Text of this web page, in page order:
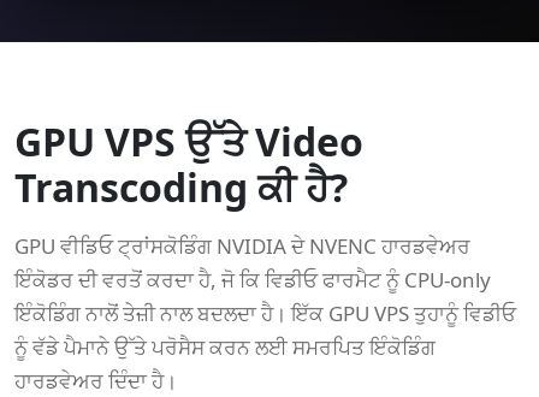
GPU VPS ਉੱਤੇ Video
Transcoding ਕੀ ਹੈ?
GPU ਵੀਡਿਓ ਟ੍ਰਾਂਸਕੋਡਿੰਗ NVIDIA ਦੇ NVENC ਹਾਰਡਵੇਅਰ
ਇੰਕੋਡਰ ਦੀ ਵਰਤੋਂ ਕਰਦਾ ਹੈ, ਜੋ ਕਿ ਵਿਡੀਓ ਫਾਰਮੈਟ ਨੂੰ CPU-only
ਇੰਕੋਡਿੰਗ ਨਾਲੋਂ ਤੇਜ਼ੀ ਨਾਲ ਬਦਲਦਾ ਹੈ। ਇੱਕ GPU VPS ਤੁਹਾਨੂੰ ਵਿਡੀਓ
ਨੂੰ ਵੱਡੇ ਪੈਮਾਨੇ ਉੱਤੇ ਪਰੋਸੈਸ ਕਰਨ ਲਈ ਸਮਰਪਿਤ ਇੰਕੋਡਿੰਗ
ਹਾਰਡਵੇਅਰ ਦਿੰਦਾ ਹੈ।